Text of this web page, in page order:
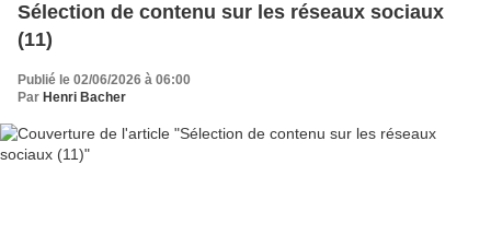
Sélection de contenu sur les réseaux sociaux
(11)
Publié le 02/06/2026 à 06:00
Par Henri Bacher